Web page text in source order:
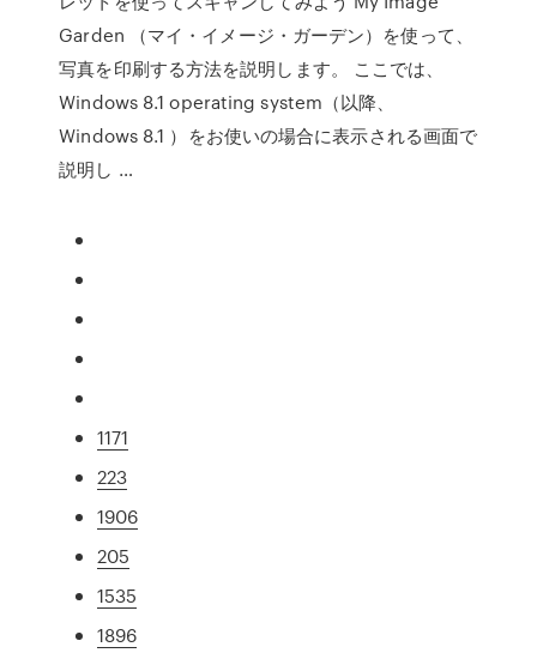
Garden （マイ・イメージ・ガーデン）を使って、
写真を印刷する方法を説明します。 ここでは、
Windows 8.1 operating system（以降、
Windows 8.1 ）をお使いの場合に表示される画面で
説明し …
1171
223
1906
205
1535
1896